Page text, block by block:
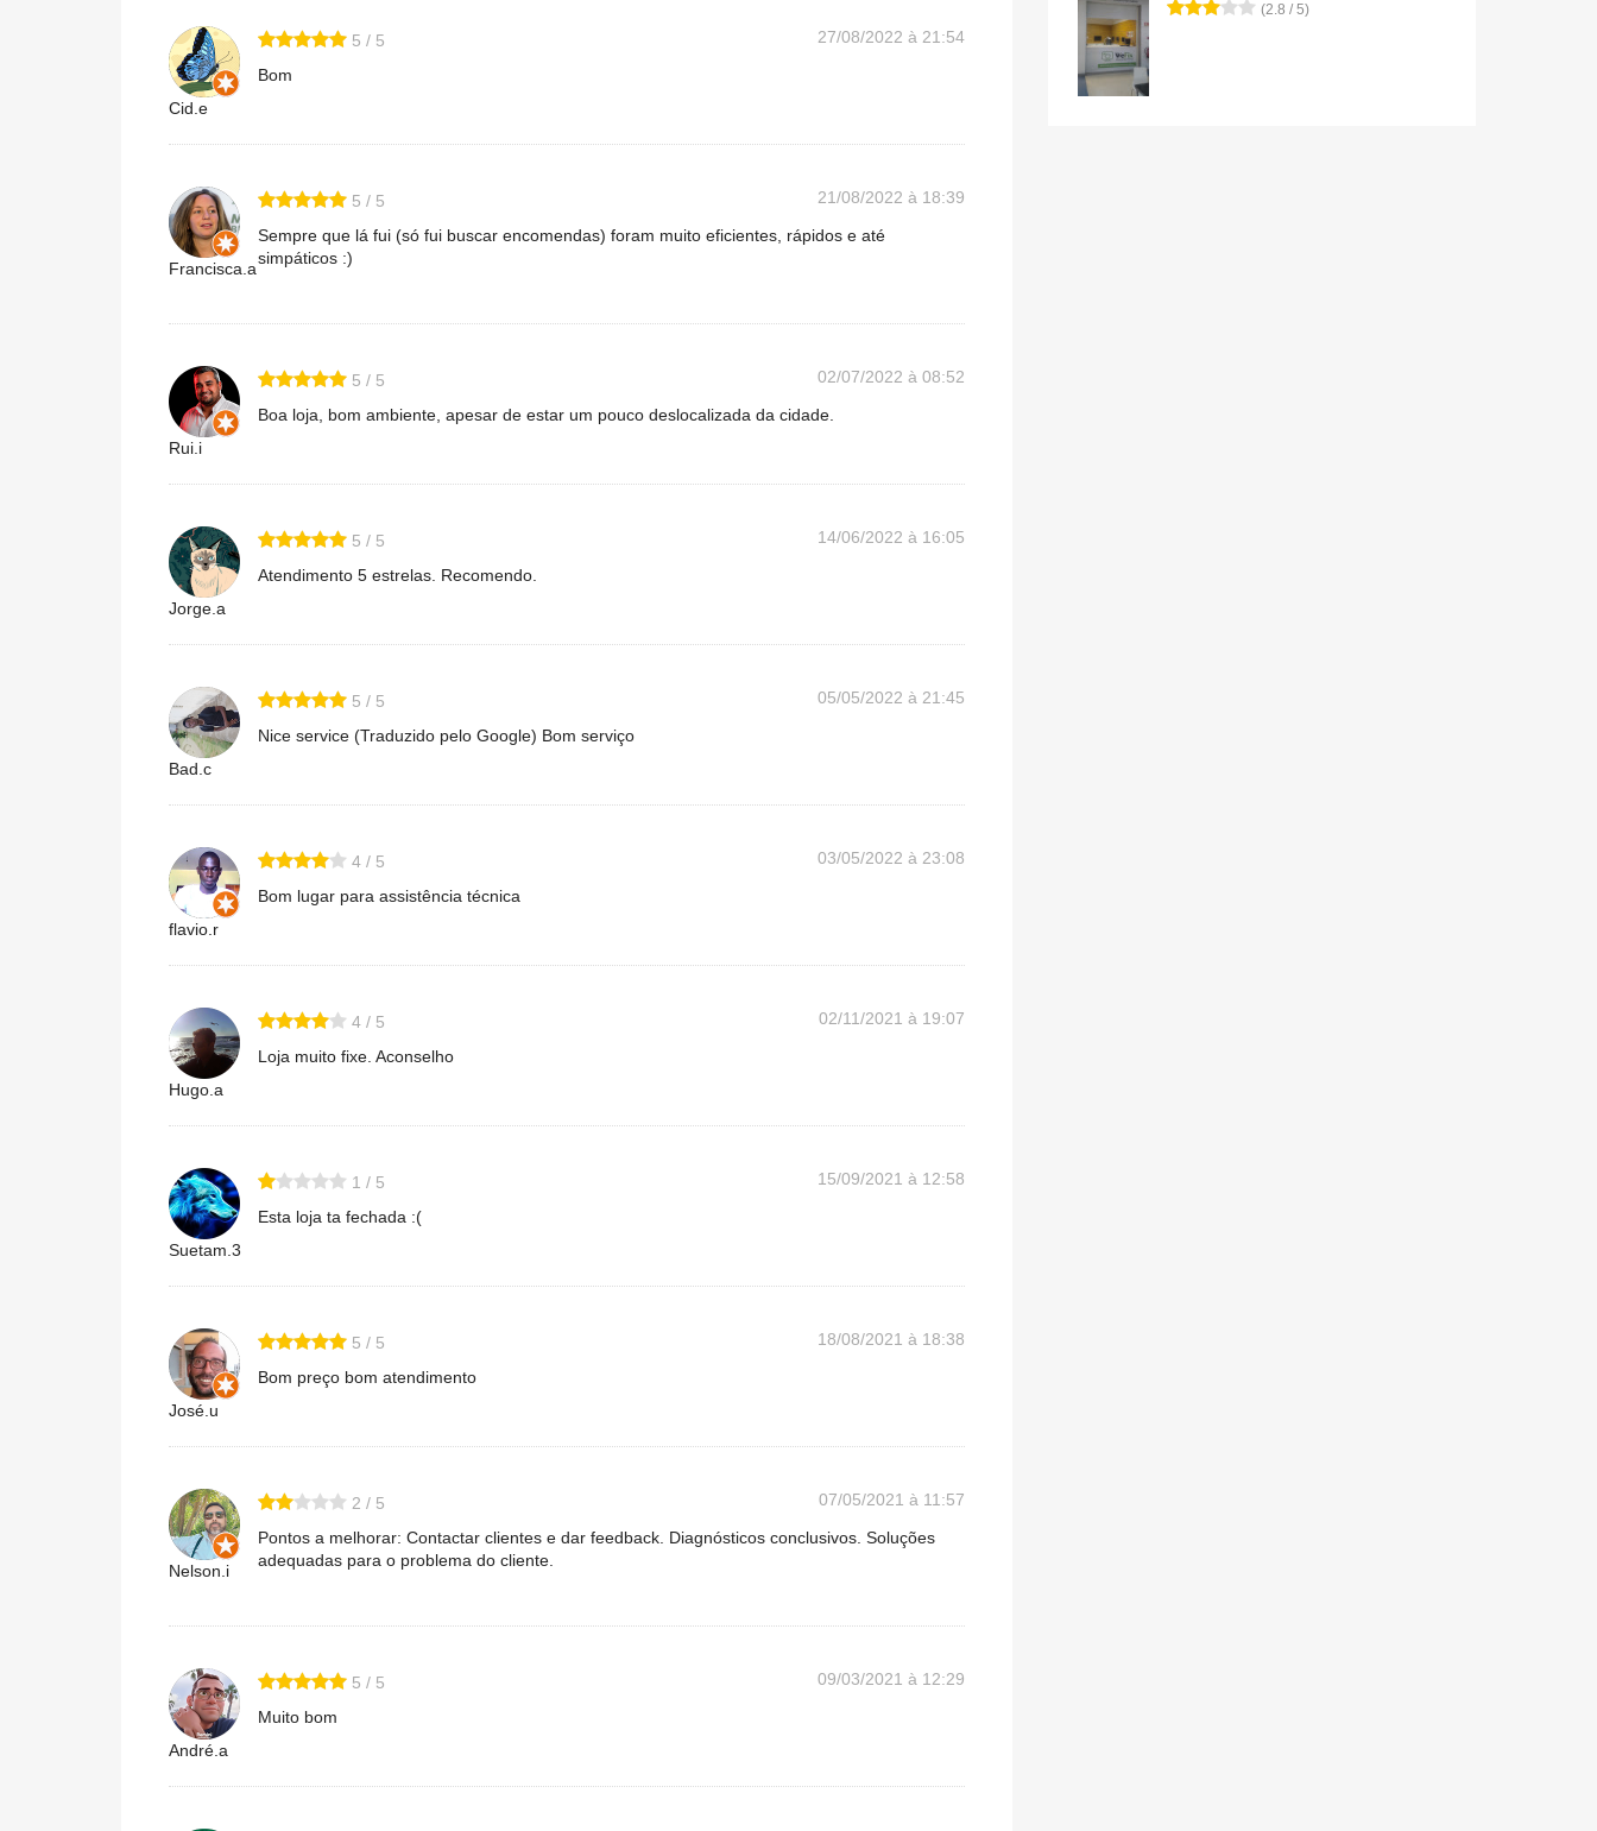
Cid.e
5 / 5
27/08/2022 à 21:54
Bom
Francisca.a
5 / 5
21/08/2022 à 18:39
Sempre que lá fui (só fui buscar encomendas) foram muito eficientes, rápidos e até
simpáticos :)
Rui.i
5 / 5
02/07/2022 à 08:52
Boa loja, bom ambiente, apesar de estar um pouco deslocalizada da cidade.
Jorge.a
5 / 5
14/06/2022 à 16:05
Atendimento 5 estrelas. Recomendo.
Bad.c
5 / 5
05/05/2022 à 21:45
Nice service (Traduzido pelo Google) Bom serviço
flavio.r
4 / 5
03/05/2022 à 23:08
Bom lugar para assistência técnica
Hugo.a
4 / 5
02/11/2021 à 19:07
Loja muito fixe. Aconselho
Suetam.3
1 / 5
15/09/2021 à 12:58
Esta loja ta fechada :(
José.u
5 / 5
18/08/2021 à 18:38
Bom preço bom atendimento
Nelson.i
2 / 5
07/05/2021 à 11:57
Pontos a melhorar: Contactar clientes e dar feedback. Diagnósticos conclusivos. Soluções
adequadas para o problema do cliente.
André.a
5 / 5
09/03/2021 à 12:29
Muito bom
(2.8 / 5)